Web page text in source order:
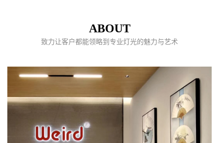
ABOUT
致力让客户都能领略到专业灯光的魅力与艺术